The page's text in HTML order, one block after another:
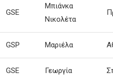
GSE
Μπιάνκα
Νικολέτα
GSP Μαριέλα
GSE Γεωργία